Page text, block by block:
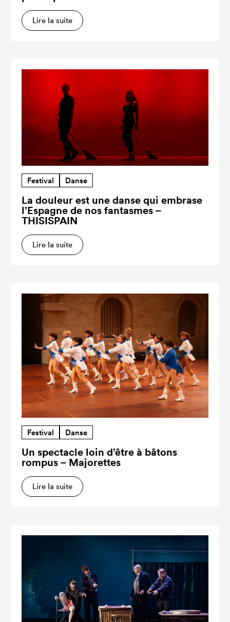
Lire la suite
Festival Danse
La douleur est une danse qui embrase
l’Espagne de nos fantasmes –
THISISPAIN
Lire la suite
Festival Danse
Un spectacle loin d’être à bâtons
rompus – Majorettes
Lire la suite